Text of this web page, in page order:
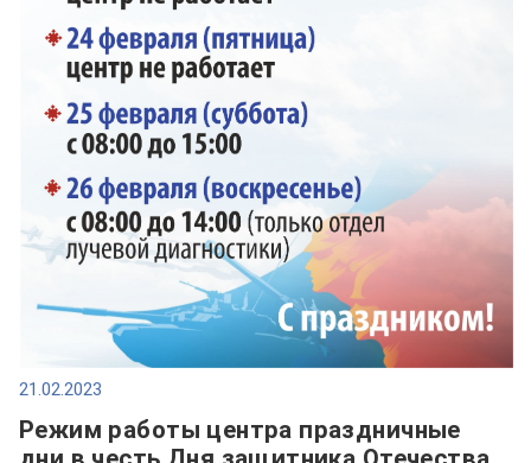
21.02.2023
Режим работы центра праздничные